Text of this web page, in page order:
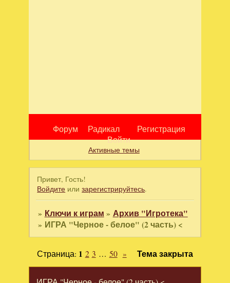
Форум Радикал
Регистрация
Войти
Активные темы
Привет, Гость!
Войдите илизарегистрируйтесь.
» Ключи к играм » Архив "Игротека"
» ИГРА "Черное - белое" (2 часть) <
Страница: 1 2 3 … 50 » Тема закрыта